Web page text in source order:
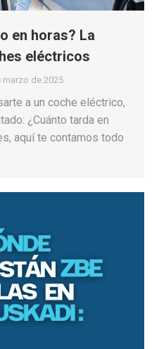
en horas? La
eléctricos
marzo de 2025
a un coche eléctrico,
¿Cuánto tarda en
aquí te contamos todo